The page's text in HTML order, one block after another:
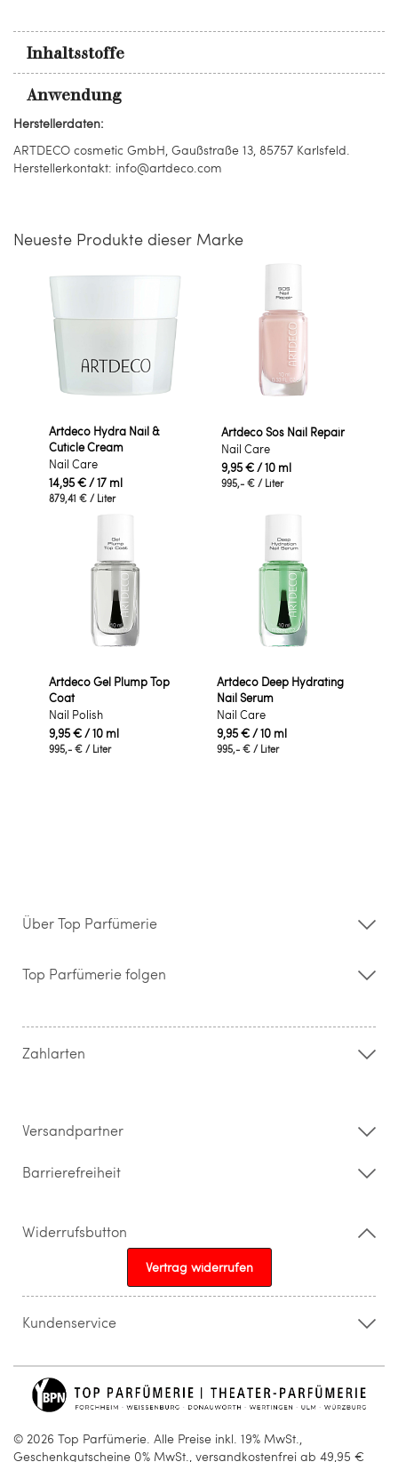
Inhaltsstoffe
Anwendung
Herstellerdaten:
ARTDECO cosmetic GmbH, Gaußstraße 13, 85757 Karlsfeld.
Herstellerkontakt: info@artdeco.com
Neueste Produkte dieser Marke
Artdeco Hydra Nail &
Cuticle Cream
Nail Care
14,95 €/ 17 ml
879,41 € / Liter
Artdeco Sos Nail Repair
Nail Care
9,95 €/ 10 ml
995,- € / Liter
Artdeco Gel Plump Top
Coat
Nail Polish
9,95 €/ 10 ml
995,- € / Liter
Artdeco Deep Hydrating
Nail Serum
Nail Care
9,95 €/ 10 ml
995,- € / Liter
Über Top Parfümerie
Storefinder
Kontakt
Widerrufsrecht & Rückgabebedingungen
Top Parfümerie folgen
Zahlarten
Versandpartner
Barrierefreiheit
Widerrufsbutton
Vertrag widerrufen
Kundenservice
info@topparfuemerie.de
© 2026 Top Parfümerie. Alle Preise inkl. 19% MwSt.,
Geschenkgutscheine 0% MwSt., versandkostenfrei ab 49,95 €